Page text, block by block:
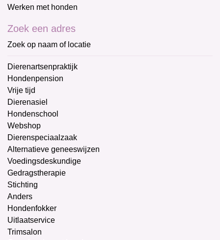
Werken met honden
Zoek een adres
Zoek op naam of locatie
Dierenartsenpraktijk
Hondenpension
Vrije tijd
Dierenasiel
Hondenschool
Webshop
Dierenspeciaalzaak
Alternatieve geneeswijzen
Voedingsdeskundige
Gedragstherapie
Stichting
Anders
Hondenfokker
Uitlaatservice
Trimsalon